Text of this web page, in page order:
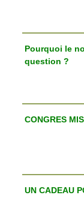
Pourquoi le
question ?
CONGRES
UN CADEAU